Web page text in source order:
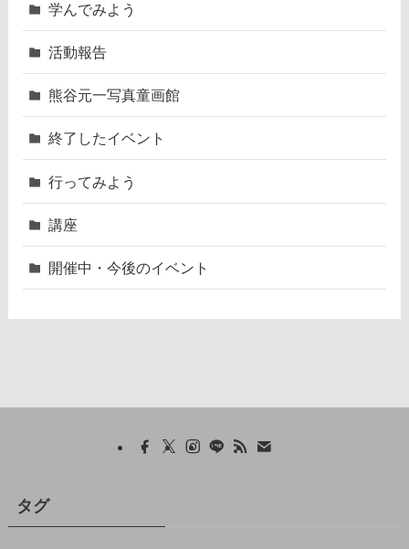
学んでみよう
活動報告
熊谷元一写真童画館
終了したイベント
行ってみよう
講座
開催中・今後のイベント
タグ